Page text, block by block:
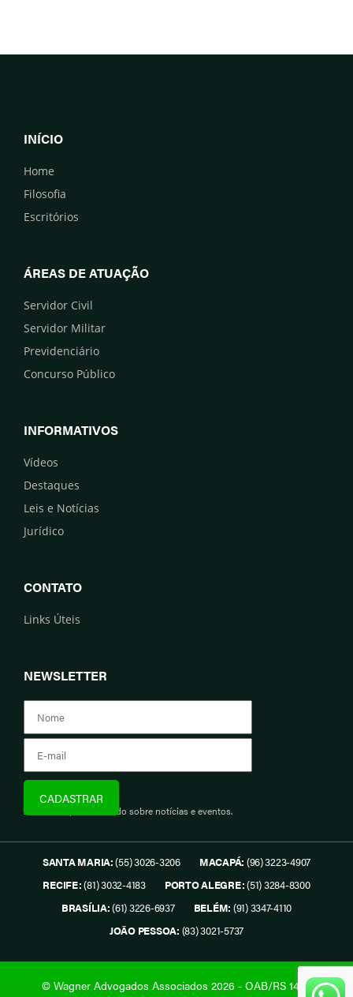
INÍCIO
Home
Filosofia
Escritórios
ÁREAS DE ATUAÇÃO
Servidor Civil
Servidor Militar
Previdenciário
Concurso Público
INFORMATIVOS
Vídeos
Destaques
Leis e Notícias
Jurídico
CONTATO
Links Úteis
NEWSLETTER
Assine e fique informado sobre notícias e eventos.
SANTA MARIA:(55) 3026-3206 MACAPÁ: (96) 3223-4907
RECIFE:(81) 3032-4183 PORTO ALEGRE:(51) 3284-8300
BRASÍLIA:(61) 3226-6937 BELÉM: (91) 3347-4110
JOÃO PESSOA: (83) 3021-5737
© Wagner Advogados Associados 2026 - OAB/RS 1419.